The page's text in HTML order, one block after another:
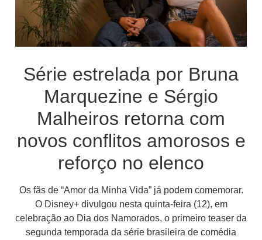
Série estrelada por Bruna
Marquezine e Sérgio
Malheiros retorna com
novos conflitos amorosos e
reforço no elenco
Os fãs de “Amor da Minha Vida” já podem comemorar.
O Disney+ divulgou nesta quinta-feira (12), em
celebração ao Dia dos Namorados, o primeiro teaser da
segunda temporada da série brasileira de comédia